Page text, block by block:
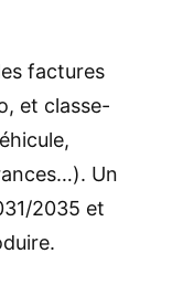
factures
et classe-
Un
2035 et